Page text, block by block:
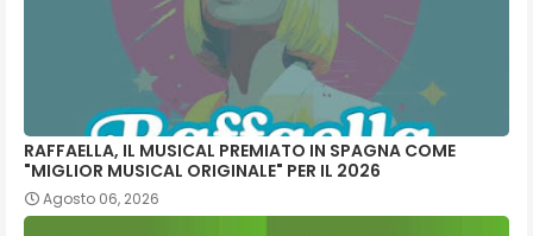
RAFFAELLA, IL MUSICAL PREMIATO IN SPAGNA COME
"MIGLIOR MUSICAL ORIGINALE" PER IL 2026
Agosto 06, 2026